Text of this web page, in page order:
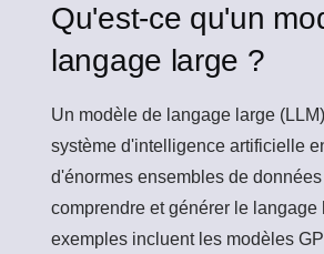
Qu'est-ce qu'un
langage large ?
Un modèle de langage large (LLM)
système d'intelligence artificielle
d'énormes ensembles de
comprendre et générer le langage
exemples incluent les modèles